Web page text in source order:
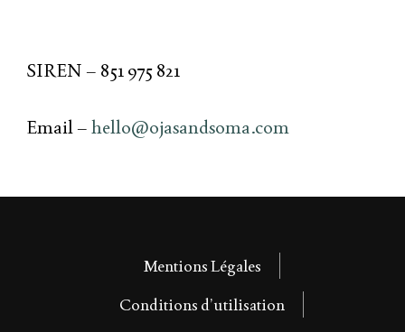
SIREN – 851 975 821
Email –hello@ojasandsoma.com
Mentions Légales
Conditions d’utilisation